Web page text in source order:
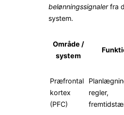
belønningssignalerfra
system.
Område /
system
Præfrontal
kortex
(PFC)
regler,